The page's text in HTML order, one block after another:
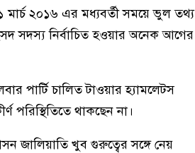
২০১৬ এর মধ্যবর্তী সময়ে ভুল তথ্য
সদস্য নির্বাচিত হওয়ার অনেক আগের
পার্টি চালিত টাওয়ার হ্যামলেটস
পরিস্থিতিতে থাকছেন না।
জালিয়াতি খুব গুরুত্বের সঙ্গে নেয়